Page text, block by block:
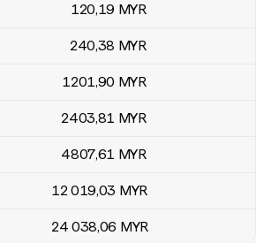
120,19 MYR
240,38 MYR
1201,90 MYR
2403,81 MYR
4807,61 MYR
12 019,03 MYR
24 038,06 MYR